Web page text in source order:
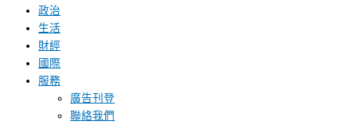
政治
生活
財經
國際
服務
廣告刊登
聯絡我們